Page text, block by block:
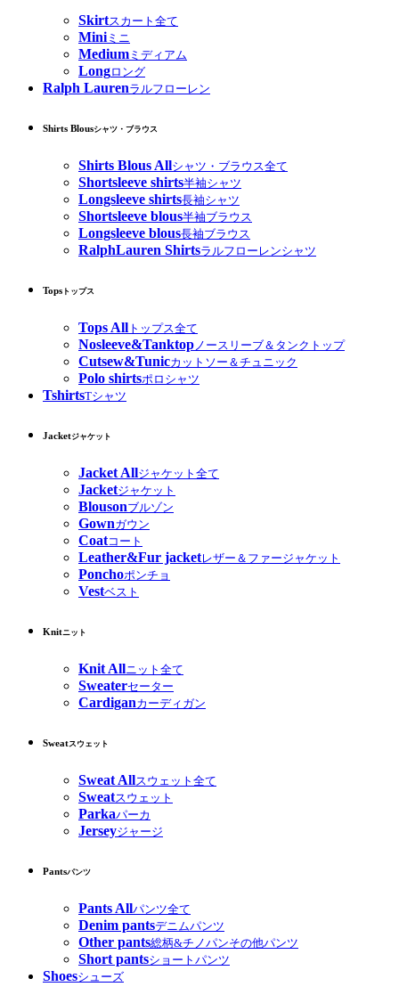
Skirtスカート全て
Miniミニ
Medium ミディアム
Longロング
Ralph Laurenラルフローレン
Shirts Blousシャツ・ブラウス
Shirts Blous Allシャツ・ブラウス全て
Shortsleeve shirts半袖シャツ
Longsleeve shirts長袖シャツ
Shortsleeve blous半袖ブラウス
Longsleeve blous長袖ブラウス
RalphLauren Shirtsラルフローレンシャツ
Tops トップス
Tops All トップス全て
Nosleeve&Tanktop ノースリーブ＆タンクトップ
Cutsew&Tunicカットソー＆チュニック
Polo shirtsポロシャツ
TshirtsTシャツ
Jacketジャケット
Jacket Allジャケット全て
Jacketジャケット
Blousonブルゾン
Gownガウン
Coatコート
Leather&Fur jacketレザー＆ファージャケット
Ponchoポンチョ
Vestベスト
Knitニット
Knit Allニット全て
Sweaterセーター
Cardiganカーディガン
Sweatスウェット
Sweat Allスウェット全て
Sweatスウェット
Parkaパーカ
Jerseyジャージ
Pantsパンツ
Pants Allパンツ全て
Denim pantsデニムパンツ
Other pants総柄&チノパンその他パンツ
Short pantsショートパンツ
Shoesシューズ